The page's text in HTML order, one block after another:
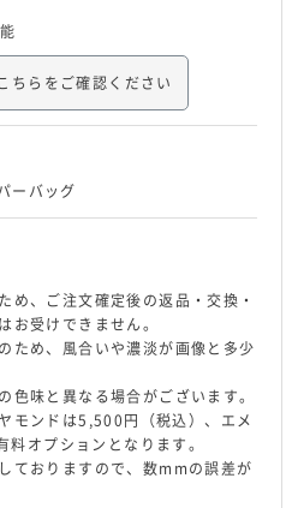
ちらをご確認ください
ーバッグ
、ご注文確定後の返品・交換・
お受けできません。
ため、風合いや濃淡が画像と多少
味と異なる場合がございます。
モンドは5,500円（税込）、エメ
オプションとなります。
ておりますので、数mmの誤差が